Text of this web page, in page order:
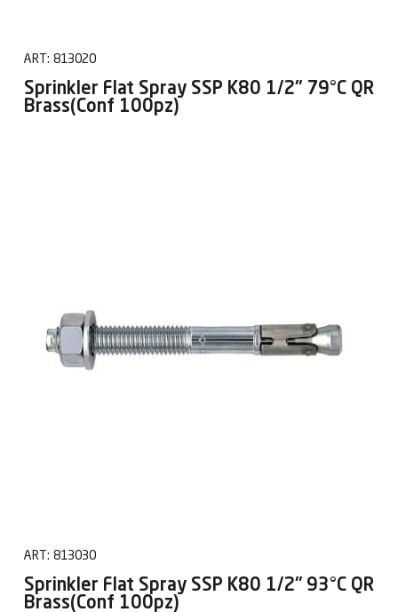
ART: 813020
Sprinkler Flat Spray SSP K80 1/2" 79°C QR
Brass(Conf 100pz)
ART: 813030
Sprinkler Flat Spray SSP K80 1/2" 93°C QR
Brass(Conf 100pz)